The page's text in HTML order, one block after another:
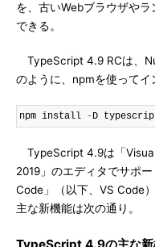
を、古いWebブラウザや
できる。
TypeScript 4.9 RCは、
のように、npmを使ってイ
npm install -D
TypeScript 4.9は「
2019」のエディタでサポ
Code」（以下、VS Code
主な新機能は次の通り。